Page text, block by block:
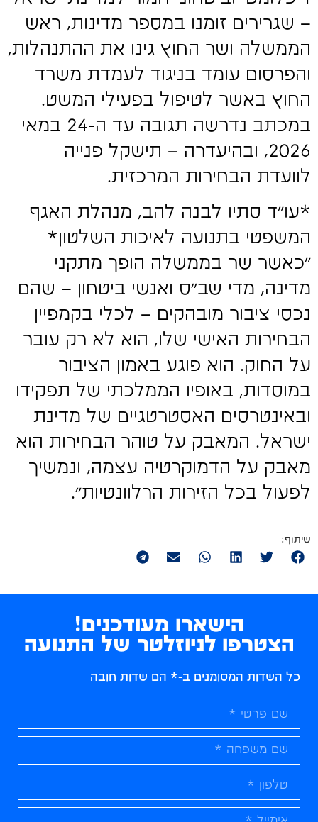
– שגרירים זומנו במספר מדינות, ראש
הממשלה ושר החוץ גינו את ההתנהלות,
והפרסום עומד בניגוד לעמדת משרד
החוץ באשר לטיפול בפעילי המשט.
במכתב נדרשה תגובה עד ה-24 במאי
2026, ובהיעדרה – תישקל פנייה
לוועדת הבחירות המרכזית.
*עו"ד סתיו לבנה להב, מנהלת האגף
המשפטי בתנועה לאיכות השלטון*
"כאשר שר בממשלה הופך מתקני
מדינה, מדי שב"ס ואנשי ביטחון – שהם
נכסי ציבור מובהקים – לכלי בקמפיין
הבחירות האישי שלו, הוא לא רק עובר
על החוק. הוא פוגע באמון הציבור
במוסדות, באופיו הממלכתי של תפקידו
ובאינטרסים האסטרטגיים של מדינת
ישראל. המאבק על טוהר הבחירות הוא
מאבק על הדמוקרטיה עצמה, ונמשיך
לפעול בכל הזירות הרלוונטיות".
הישארו מעודכנים!
הצטרפו לניוזלטר של התנועה
כל השדות המסומנים ב-* הם שדות חובה